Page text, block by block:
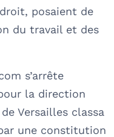
posaient de
du travail et des
s’arrête
la direction
Versailles classa
une constitution